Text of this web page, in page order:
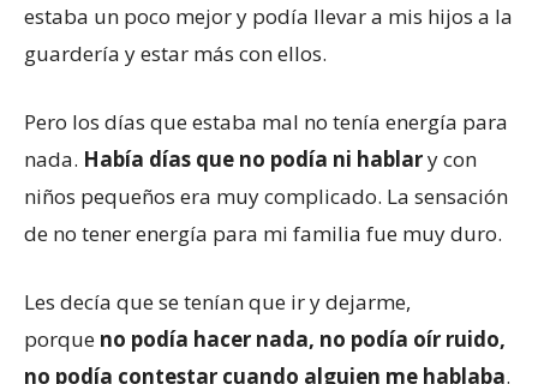
estaba un poco mejor y podía llevar a mis hijos a la
guardería y estar más con ellos.
Pero los días que estaba mal no tenía energía para
nada. Había días que no podía ni hablary con
niños pequeños era muy complicado. La sensación
de no tener energía para mi familia fue muy duro.
Les decía que se tenían que ir y dejarme,
porque no podía hacer nada, no podía oír ruido,
no podía contestar cuando alguien me hablaba.